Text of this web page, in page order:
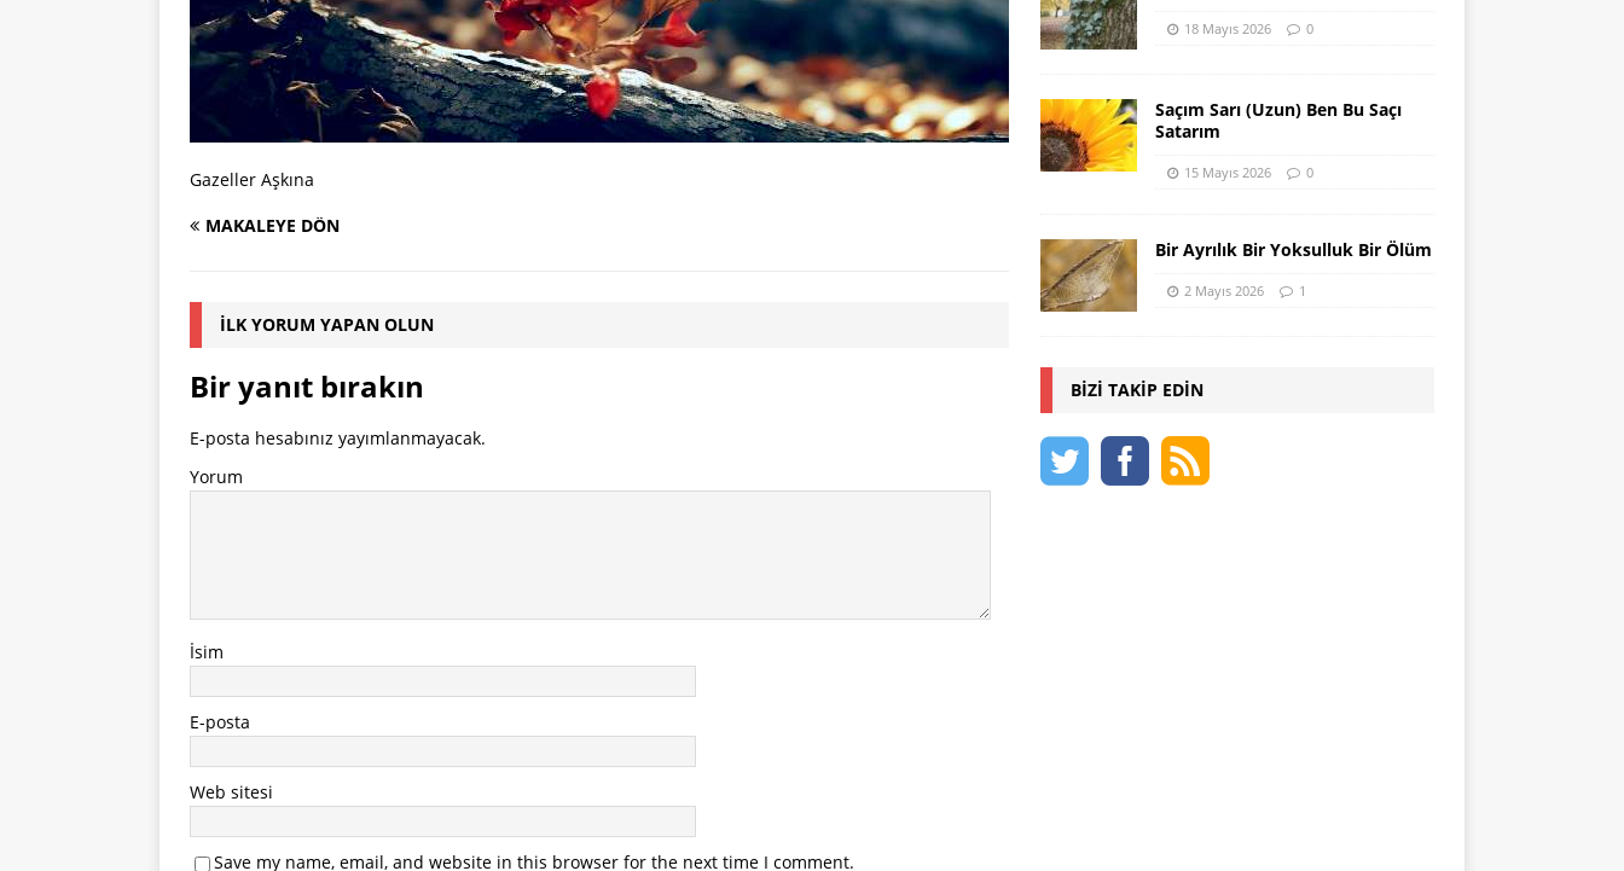
Gazeller Aşkına
MAKALEYE DÖN
İLK YORUM YAPAN OLUN
Bir yanıt bırakın
E-posta hesabınız yayımlanmayacak.
Yorum
İsim
E-posta
Web sitesi
Save my name, email, and website in this browser for the next time I comment.
18 Mayıs 2026 0
Saçım Sarı (Uzun) Ben Bu Saçı
Satarım
15 Mayıs 2026 0
Bir Ayrılık Bir Yoksulluk Bir Ölüm
2 Mayıs 2026 1
BIZI TAKIP EDIN